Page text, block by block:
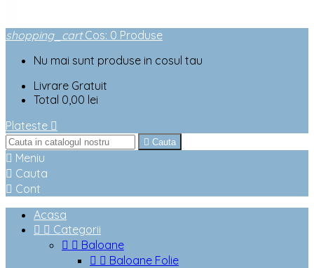
shopping_cart Cos: 0 Produse
Nu mai sunt produse in cosul tau
Livrare Gratuit
Total 0,00 lei
Plateste 
 Cauta
 Meniu
 Cauta
 Cont
Acasa
  Categorii
  Baloane
  Baloane Folie